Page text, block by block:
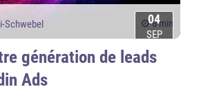
04
SEP
Schwebel 6 min
génération de leads
Ads